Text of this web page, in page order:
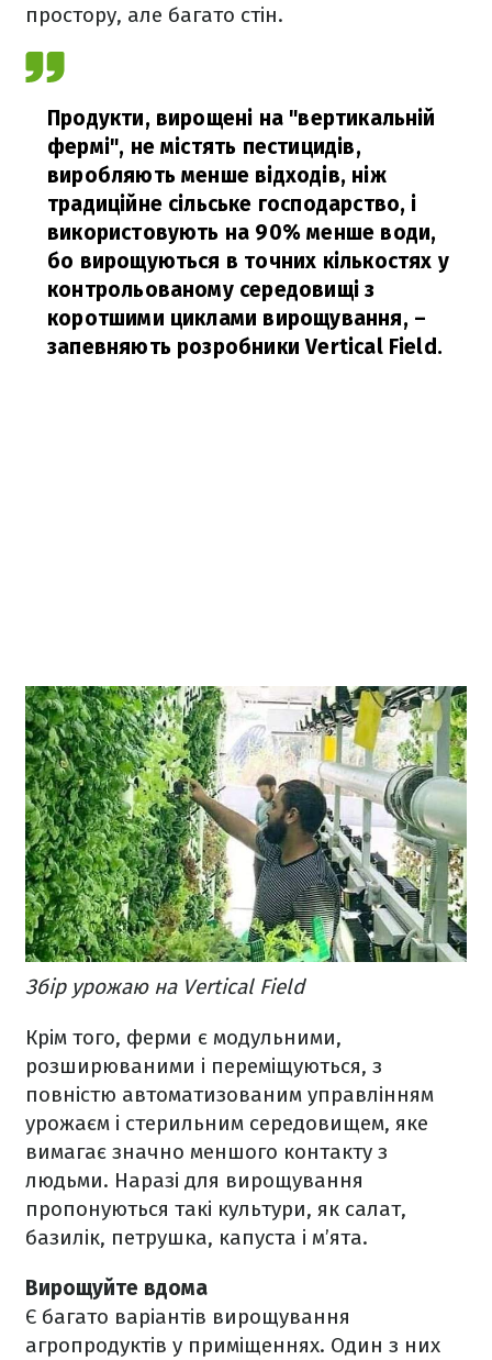
простору, але багато стін.
Продукти, вирощені на "вертикальній
фермі", не містять пестицидів,
виробляють менше відходів, ніж
традиційне сільське господарство, і
використовують на 90% менше води,
бо вирощуються в точних кількостях у
контрольованому середовищі з
коротшими циклами вирощування, –
запевняють розробники Vertical Field.
Збір урожаю на Vertical Field
Крім того, ферми є модульними,
розширюваними і переміщуються, з
повністю автоматизованим управлінням
урожаєм і стерильним середовищем, яке
вимагає значно меншого контакту з
людьми. Наразі для вирощування
пропонуються такі культури, як салат,
базилік, петрушка, капуста і м’ята.
Вирощуйте вдома
Є багато варіантів вирощування
агропродуктів у приміщеннях. Один з них